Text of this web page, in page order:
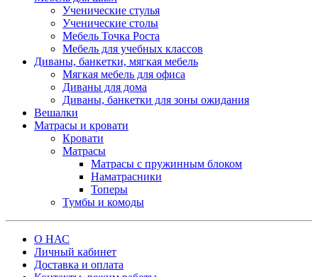
Ученические стулья
Ученические столы
Мебель Точка Роста
Мебель для учебных классов
Диваны, банкетки, мягкая мебель
Мягкая мебель для офиса
Диваны для дома
Диваны, банкетки для зоны ожидания
Вешалки
Матрасы и кровати
Кровати
Матрасы
Матрасы с пружинным блоком
Наматрасники
Топеры
Тумбы и комоды
О НАС
Личный кабинет
Доставка и оплата